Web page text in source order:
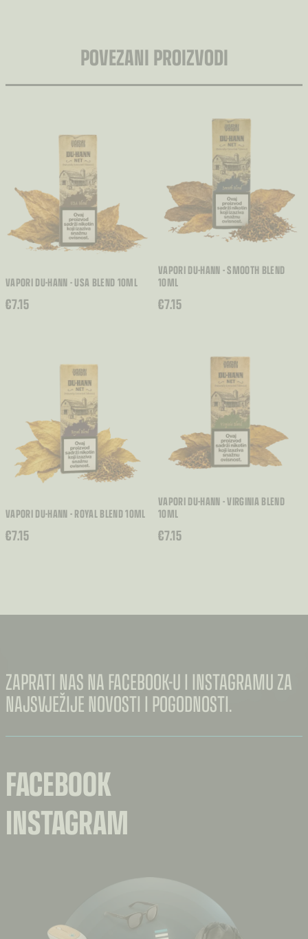
POVEZANI PROIZVODI
VAPORI DU-HANN - USA BLEND 10ML
€7.15
VAPORI DU-HANN - SMOOTH BLEND
10ML
€7.15
VAPORI DU-HANN - ROYAL BLEND 10ML
€7.15
VAPORI DU-HANN - VIRGINIA BLEND
10ML
€7.15
ZAPRATI NAS NA FACEBOOK-U I INSTAGRAMU ZA
NAJSVJEŽIJE NOVOSTI I POGODNOSTI.
FACEBOOK
INSTAGRAM